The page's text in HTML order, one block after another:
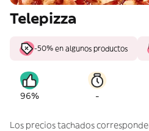
Telepizza
-50% en algunos productos
96% -
Los precios tachados